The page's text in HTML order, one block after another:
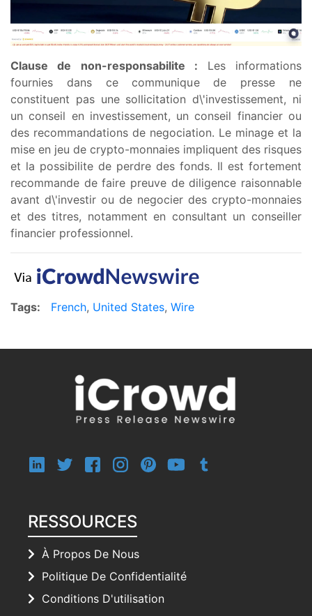
Clause de non-responsabilite : Les informations
fournies dans ce communique de presse ne
constituent pas une sollicitation d\'investissement, ni
un conseil en investissement, un conseil financier ou
des recommandations de negociation. Le minage et la
mise en jeu de crypto-monnaies impliquent des risques
et la possibilite de perdre des fonds. Il est fortement
recommande de faire preuve de diligence raisonnable
avant d\'investir ou de negocier des crypto-monnaies
et des titres, notamment en consultant un conseiller
financier professionnel.
Tags: French, United States, Wire
RESSOURCES
À Propos De Nous
Politique De Confidentialité
Conditions D'utilisation